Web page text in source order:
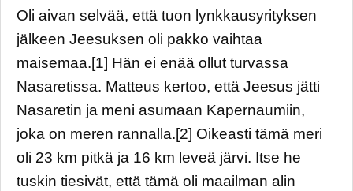
Oli aivan selvää, että tuon lynkkausyrityksen
jälkeen Jeesuksen oli pakko vaihtaa
maisemaa.[1] Hän ei enää ollut turvassa
Nasaretissa. Matteus kertoo, että Jeesus jätti
Nasaretin ja meni asumaan Kapernaumiin,
joka on meren rannalla.[2] Oikeasti tämä meri
oli 23 km pitkä ja 16 km leveä järvi. Itse he
tuskin tiesivät, että tämä oli maailman alin